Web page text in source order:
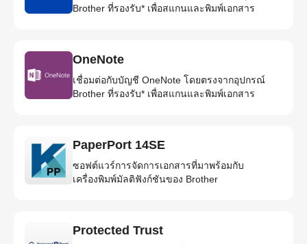
Brother ที่รองรับ* เพื่อสแกนและพิมพ์เอกสาร
OneNote
เชื่อมต่อกับบัญชี OneNote โดยตรงจากอุปกรณ์
Brother ที่รองรับ* เพื่อสแกนและพิมพ์เอกสาร
PaperPort 14SE
ซอฟต์แวร์การจัดการเอกสารที่มาพร้อมกับ
เครื่องพิมพ์มัลติฟังก์ชันของ Brother
Protected Trust